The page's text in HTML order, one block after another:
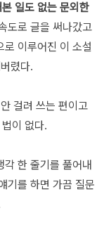
일도 없는 문외한
도로 글을 써나갔고
이루어진 이 소설
렸다.
걸려 쓰는 편이고
이 없다.
각 한 줄기를 풀어내
기를 하면 가끔 질문